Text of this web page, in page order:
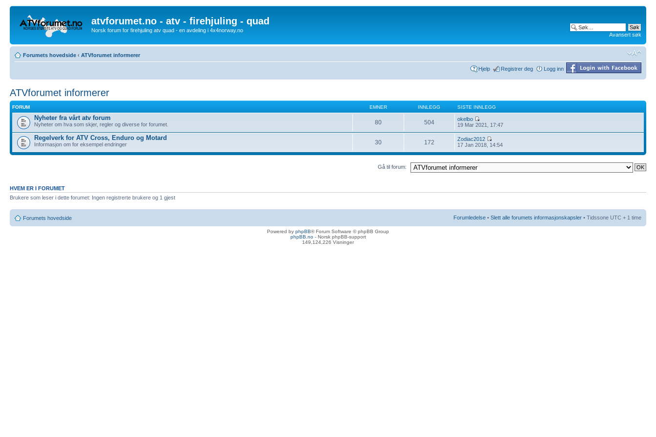
atvforumet.no - atv - firehjuling - quad
Norsk forum for firehjuling atv quad - en avdeling i 4x4norway.no
Avansert søk
Forumets hovedside ‹ ATVforumet informerer
Hjelp Registrer deg Logg inn
ATVforumet informerer
FORUM EMNER INNLEGG SISTE INNLEGG
Nyheter fra vårt atv forum
Nyheter om hva som skjer, regler og diverse for forumet. 80 504
okelbo
19 Mar 2021, 17:47
Regelverk for ATV Cross, Enduro og Motard
Informasjon om for eksempel endringer 30 172
Zodiac2012
17 Jan 2018, 14:54
Gå til forum:
HVEM ER I FORUMET
Brukere som leser i dette forumet: Ingen registrerte brukere og 1 gjest
Forumets hovedside Forumledelse • Slett alle forumets informasjonskapsler • Tidssone UTC + 1 time
Powered by phpBB® Forum Software © phpBB Group
phpBB.no- Norsk phpBB-support
149,124,226 Visninger